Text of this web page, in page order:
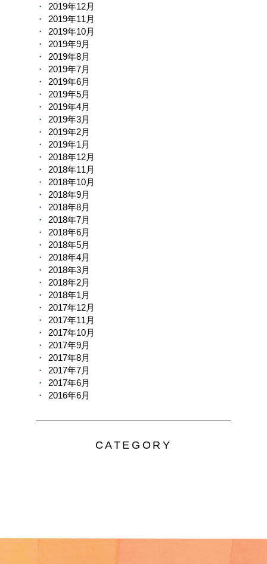
2019年12月
2019年11月
2019年10月
2019年9月
2019年8月
2019年7月
2019年6月
2019年5月
2019年4月
2019年3月
2019年2月
2019年1月
2018年12月
2018年11月
2018年10月
2018年9月
2018年8月
2018年7月
2018年6月
2018年5月
2018年4月
2018年3月
2018年2月
2018年1月
2017年12月
2017年11月
2017年10月
2017年9月
2017年8月
2017年7月
2017年6月
2016年6月
CATEGORY